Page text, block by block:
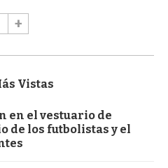
Vistas
en el vestuario de
de los futbolistas y el